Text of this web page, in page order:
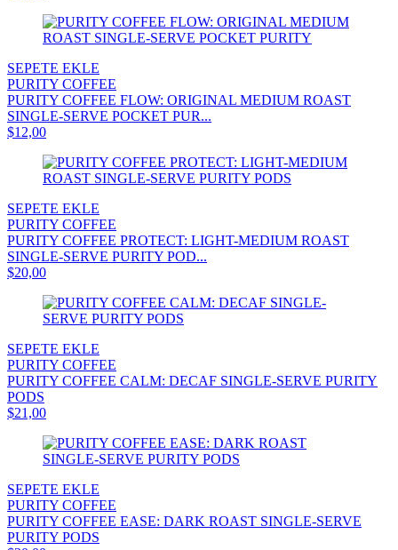
SEPETE EKLE
PURITY COFFEE
PURITY COFFEE FLOW: ORIGINAL MEDIUM ROAST
SINGLE-SERVE POCKET PUR...
$12,00
SEPETE EKLE
PURITY COFFEE
PURITY COFFEE PROTECT: LIGHT-MEDIUM ROAST
SINGLE-SERVE PURITY POD...
$20,00
SEPETE EKLE
PURITY COFFEE
PURITY COFFEE CALM: DECAF SINGLE-SERVE PURITY
PODS
$21,00
SEPETE EKLE
PURITY COFFEE
PURITY COFFEE EASE: DARK ROAST SINGLE-SERVE
PURITY PODS